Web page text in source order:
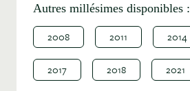
Autres millésimes disponibles :
2008 2011 2014
2017 2018 2021